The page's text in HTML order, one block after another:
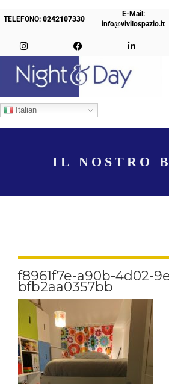
TELEFONO:0242107330
E-Mail:
info@vivilospazio.it
Italian
IL NOSTRO
f8961f7e-a90b-4d02-
bfb2aa0357bb